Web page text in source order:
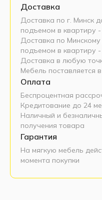
Доставка
Доставка по г. Минск
подъемом в квартиру -
Доставка по
подъемом в квартиру -
Доставка в любую
Мебель поставляется
Оплата
Беспроцентная
Кредитование до 24
Наличный и
получения товара
Гарантия
На мягкую мебель
момента покупки